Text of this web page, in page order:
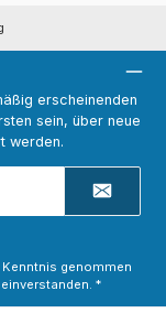
erscheinenden
sein, über neue
werden.
Kenntnis genommen
*